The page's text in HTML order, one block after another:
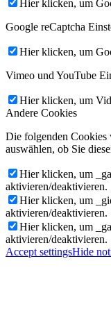
Hier klicken, um
Google reCaptcha
Hier klicken, um
Vimeo und YouTube
Hier klicken, um
Andere Cookies
Die folgenden Cookies
auswählen, ob Sie
Hier klicken, um
aktivieren/deaktivieren.
Hier klicken, um
aktivieren/deaktivieren.
Hier klicken, um
aktivieren/deaktivieren.
Accept settingsHide